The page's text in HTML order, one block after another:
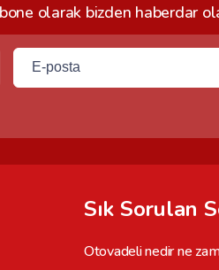
olarak bizden haberdar
Sık Sorulan
Otovadeli nedir ne